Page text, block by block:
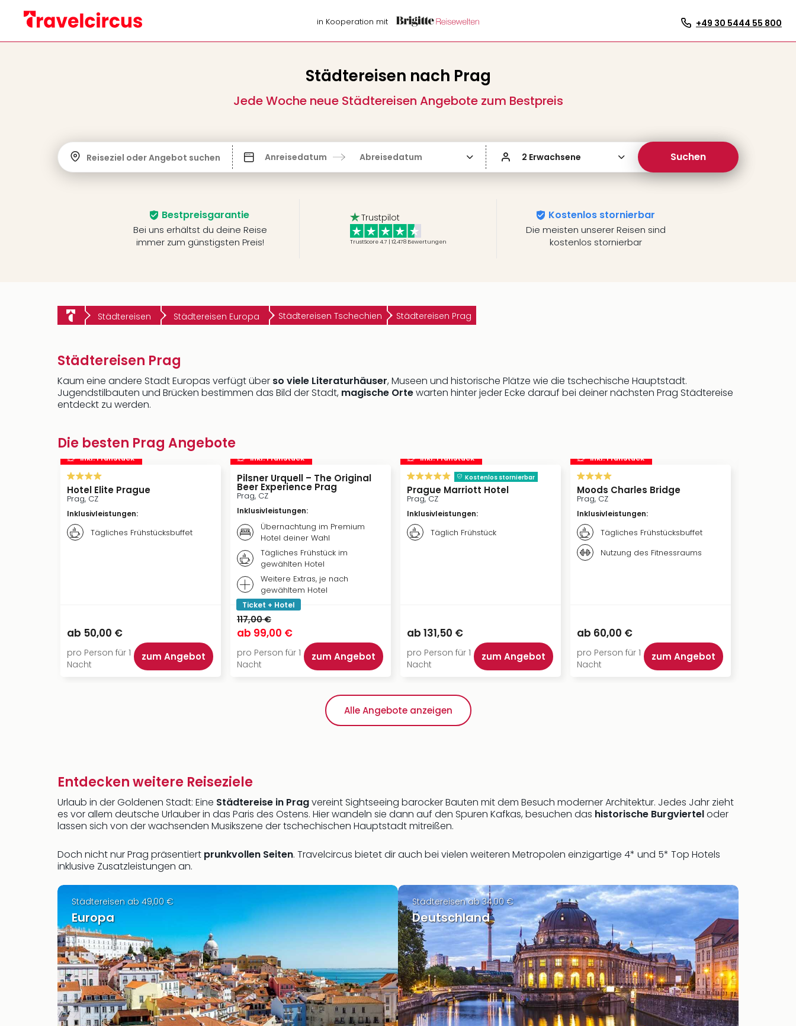
in Kooperation mit +49 30 5444 55 800
Städtereisen nach Prag
Jede Woche neue Städtereisen Angebote zum Bestpreis
Reiseziel oder Angebot suchen Anreisedatum Abreisedatum 2 Erwachsene Suchen
Bestpreisgarantie
Bei uns erhältst du deine Reise
immer zum günstigsten Preis!
Trustpilot
TrustScore 4.7 | 12,478 Bewertungen
Kostenlos stornierbar
Die meisten unserer Reisen sind
kostenlos stornierbar
Städtereisen Städtereisen Europa Städtereisen Tschechien Städtereisen Prag
Städtereisen Prag
Kaum eine andere Stadt Europas verfügt über so viele Literaturhäuser, Museen und historische Plätze wie die tschechische Hauptstadt.
Jugendstilbauten und Brücken bestimmen das Bild der Stadt, magische Ortewarten hinter jeder Ecke darauf bei deiner nächsten Prag Städtereise
entdeckt zu werden.
Die besten Prag Angebote
inkl. Frühstück
Hotel Elite Prague
Prag, CZ
Inklusivleistungen:
Tägliches Frühstücksbuffet
ab 50,00 €
pro Person für 1
Nacht
zum Angebot
inkl. Frühstück
Pilsner Urquell – The Original
Beer Experience Prag
Prag, CZ
Inklusivleistungen:
Übernachtung im Premium
Hotel deiner Wahl
Tägliches Frühstück im
gewählten Hotel
Weitere Extras, je nach
gewähltem Hotel
Ticket + Hotel
117,00 €
ab 99,00 €
pro Person für 1
Nacht
zum Angebot
inkl. Frühstück
Kostenlos stornierbar
Prague Marriott Hotel
Prag, CZ
Inklusivleistungen:
Täglich Frühstück
ab 131,50 €
pro Person für 1
Nacht
zum Angebot
inkl. Frühstück
Moods Charles Bridge
Prag, CZ
Inklusivleistungen:
Tägliches Frühstücksbuffet
Nutzung des Fitnessraums
ab 60,00 €
pro Person für 1
Nacht
zum Angebot
Alle Angebote anzeigen
Entdecken weitere Reiseziele
Urlaub in der Goldenen Stadt: Eine Städtereise in Pragvereint Sightseeing barocker Bauten mit dem Besuch moderner Architektur. Jedes Jahr zieht
es vor allem deutsche Urlauber in das Paris des Ostens. Hier wandeln sie dann auf den Spuren Kafkas, besuchen das historische Burgvierteloder
lassen sich von der wachsenden Musikszene der tschechischen Hauptstadt mitreißen.
Doch nicht nur Prag präsentiert prunkvollen Seiten. Travelcircus bietet dir auch bei vielen weiteren Metropolen einzigartige 4* und 5* Top Hotels
inklusive Zusatzleistungen an.
Städtereisen ab 49,00 €
Europa
Städtereisen ab 34,00 €
Deutschland